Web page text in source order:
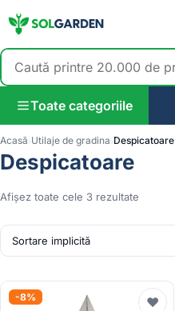
Toate categoriile
Acasă Utilaje de gradina Despicatoare
Despicatoare
Afișez toate cele 3 rezultate
-8% ♥